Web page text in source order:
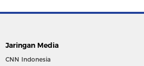
Jaringan Media
CNN Indonesia